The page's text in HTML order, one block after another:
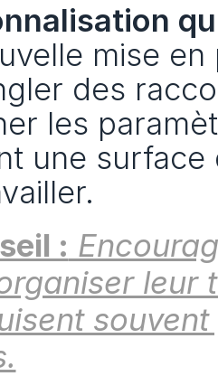
mise
des
les
une
:
leur